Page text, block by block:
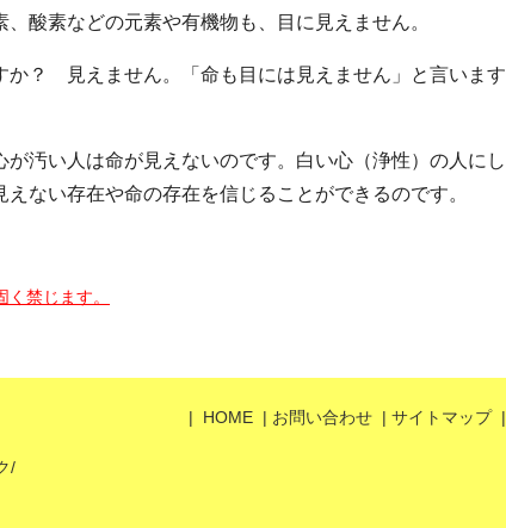
酸素などの元素や有機物も、目に見えません。
か？ 見えません。「命も目には見えません」と言います
汚い人は命が見えないのです。白い心（浄性）の人にし
ない存在や命の存在を信じることができるのです。
禁じます。
/
| HOME | お問い合わせ | サイトマップ|